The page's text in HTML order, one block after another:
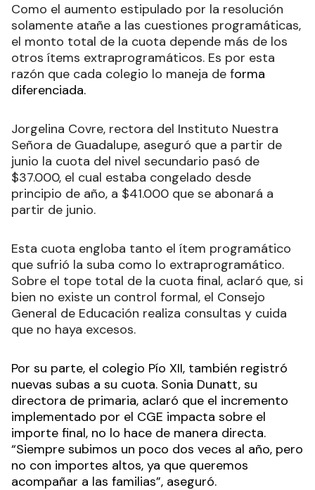
Como el aumento estipulado por la resolución
solamente atañe a las cuestiones programáticas,
el monto total de la cuota depende más de los
otros ítems extraprogramáticos. Es por esta
razón que cada colegio lo maneja de forma
diferenciada.
Jorgelina Covre, rectora del Instituto Nuestra
Señora de Guadalupe, aseguró que a partir de
junio la cuota del nivel secundario pasó de
$37.000, el cual estaba congelado desde
principio de año, a $41.000 que se abonará a
partir de junio.
Esta cuota engloba tanto el ítem programático
que sufrió la suba como lo extraprogramático.
Sobre el tope total de la cuota final, aclaró que, si
bien no existe un control formal, el Consejo
General de Educación realiza consultas y cuida
que no haya excesos.
Por su parte, el colegio Pío XII, también registró
nuevas subas a su cuota. Sonia Dunatt, su
directora de primaria, aclaró que el incremento
implementado por el CGE impacta sobre el
importe final, no lo hace de manera directa.
“Siempre subimos un poco dos veces al año, pero
no con importes altos, ya que queremos
acompañar a las familias”, aseguró.